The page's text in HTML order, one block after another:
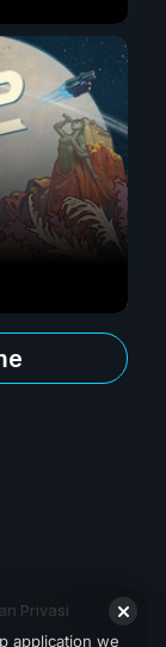
Privasi
application we